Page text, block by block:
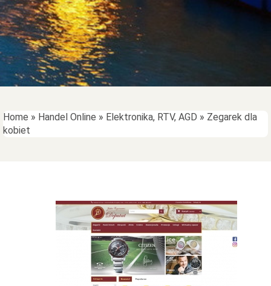
Home » Handel Online » Elektronika, RTV, AGD » Zegarek dla
kobiet